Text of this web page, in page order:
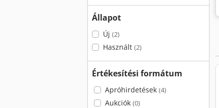
Állapot
Új (2)
Használt (2)
Értékesítési formátum
Apróhirdetések (4)
Aukciók (0)